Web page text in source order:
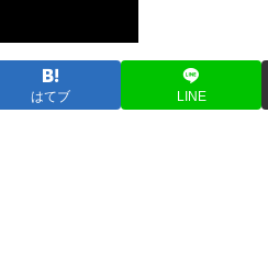
はてブ LINE